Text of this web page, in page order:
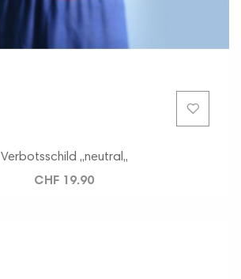
Verbotsschild ,,neutral,,
CHF 19.90